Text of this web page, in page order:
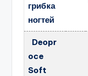
грибка
ногтей
Deopr
oce
Soft